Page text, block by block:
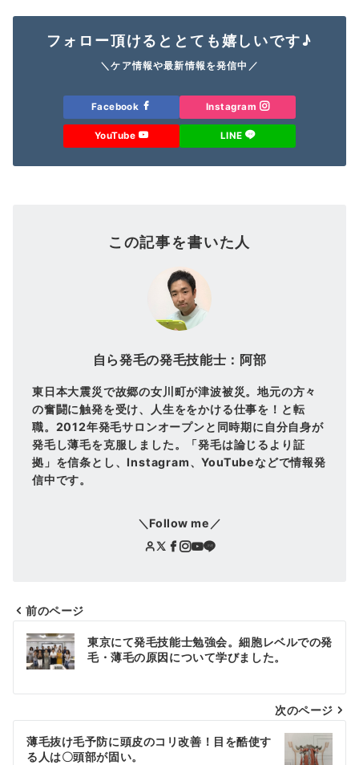
フォロー頂けるととても嬉しいです♪
＼ケア情報や最新情報を発信中／
Facebook Instagram
YouTube LINE
この記事を書いた人
自ら発毛の発毛技能士：阿部
東日本大震災で故郷の女川町が津波被災。地元の方々
の奮闘に触発を受け、人生ををかける仕事を！と転
職。2012年発毛サロンオープンと同時期に自分自身が
発毛し薄毛を克服しました。「発毛は論じるより証
拠」を信条とし、Instagram、YouTubeなどで情報発
信中です。
＼Follow me／
投
稿
ナ
ビ
ゲ
前のページ
東京にて発毛技能士勉強会。細胞レベルでの発
毛・薄毛の原因について学びました。
次のページ
薄毛抜け毛予防に頭皮のコリ改善！目を酷使す
る人は〇頭部が固い。